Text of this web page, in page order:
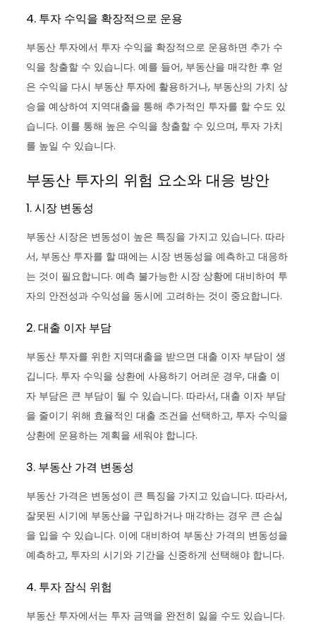
4. 투자 수익을 확장적으로 운용
부동산 투자에서 투자 수익을 확장적으로 운용하면 추가 수
익을 창출할 수 있습니다. 예를 들어, 부동산을 매각한 후 얻
은 수익을 다시 부동산 투자에 활용하거나, 부동산의 가치 상
승을 예상하여 지역대출을 통해 추가적인 투자를 할 수도 있
습니다. 이를 통해 높은 수익을 창출할 수 있으며, 투자 가치
를 높일 수 있습니다.
부동산 투자의 위험 요소와 대응 방안
1. 시장 변동성
부동산 시장은 변동성이 높은 특징을 가지고 있습니다. 따라
서, 부동산 투자를 할 때에는 시장 변동성을 예측하고 대응하
는 것이 필요합니다. 예측 불가능한 시장 상황에 대비하여 투
자의 안전성과 수익성을 동시에 고려하는 것이 중요합니다.
2. 대출 이자 부담
부동산 투자를 위한 지역대출을 받으면 대출 이자 부담이 생
깁니다. 투자 수익을 상환에 사용하기 어려운 경우, 대출 이
자 부담은 큰 부담이 될 수 있습니다. 따라서, 대출 이자 부담
을 줄이기 위해 효율적인 대출 조건을 선택하고, 투자 수익을
상환에 운용하는 계획을 세워야 합니다.
3. 부동산 가격 변동성
부동산 가격은 변동성이 큰 특징을 가지고 있습니다. 따라서,
잘못된 시기에 부동산을 구입하거나 매각하는 경우 큰 손실
을 입을 수 있습니다. 이에 대비하여 부동산 가격의 변동성을
예측하고, 투자의 시기와 기간을 신중하게 선택해야 합니다.
4. 투자 잠식 위험
부동산 투자에서는 투자 금액을 완전히 잃을 수도 있습니다.